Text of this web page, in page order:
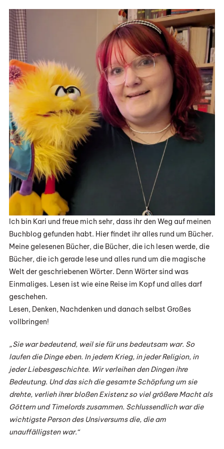
Ich bin Kari und freue mich sehr, dass ihr den Weg auf meinen
Buchblog gefunden habt. Hier findet ihr alles rund um Bücher.
Meine gelesenen Bücher, die Bücher, die ich lesen werde, die
Bücher, die ich gerade lese und alles rund um die magische
Welt der geschriebenen Wörter. Denn Wörter sind was
Einmaliges. Lesen ist wie eine Reise im Kopf und alles darf
geschehen.
Lesen, Denken, Nachdenken und danach selbst Großes
vollbringen!
„Sie war bedeutend, weil sie für uns bedeutsam war. So
laufen die Dinge eben. In jedem Krieg, in jeder Religion, in
jeder Liebesgeschichte. Wir verleihen den Dingen ihre
Bedeutung. Und das sich die gesamte Schöpfung um sie
drehte, verlieh ihrer bloßen Existenz so viel größere Macht als
Göttern und Timelords zusammen. Schlussendlich war die
wichtigste Person des Unsiversums die, die am
unauffälligsten war.“